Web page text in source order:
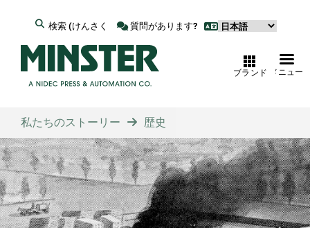
質問があります?
検索 (けんさく
メニュー
ブランド
私たちのストーリー 歴史